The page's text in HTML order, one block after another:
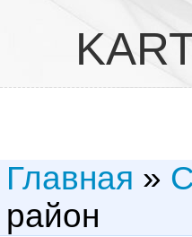
Главная »
район